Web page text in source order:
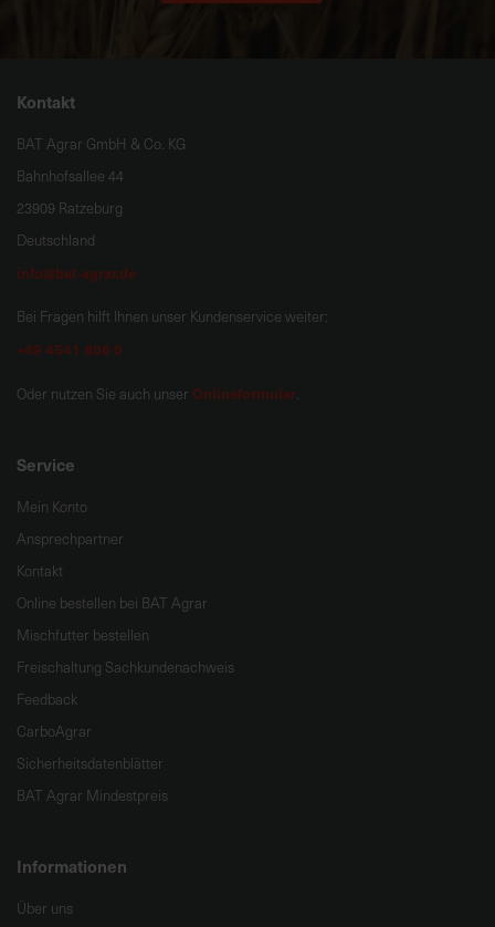
Kontakt
BAT Agrar GmbH & Co. KG
Bahnhofsallee 44
23909 Ratzeburg
Deutschland
info@bat-agrar.de
Bei Fragen hilft Ihnen unser Kundenservice weiter:
+49 4541 806 0
Oder nutzen Sie auch unser Onlineformular.
Service
Mein Konto
Ansprechpartner
Kontakt
Online bestellen bei BAT Agrar
Mischfutter bestellen
Freischaltung Sachkundenachweis
Feedback
CarboAgrar
Sicherheitsdatenblätter
BAT Agrar Mindestpreis
Informationen
Über uns